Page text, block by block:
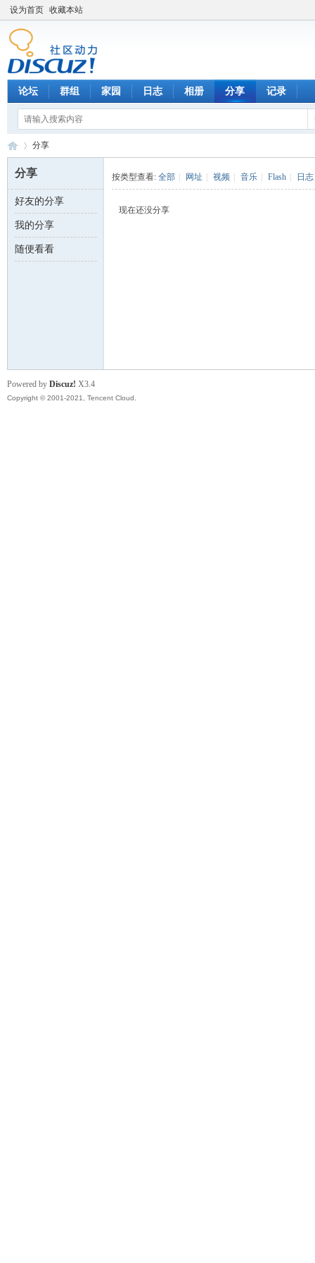
设为首页 收藏本站
论坛 群组 家园 日志 相册 分享 记录
数 ›
分享
分享
好友的分享
我的分享
随便看看
按类型查看: 全部 网址 视频 音乐 Flash 日志
现在还没分享
Powered by Discuz! X3.4
Copyright © 2001-2021, Tencent Cloud.